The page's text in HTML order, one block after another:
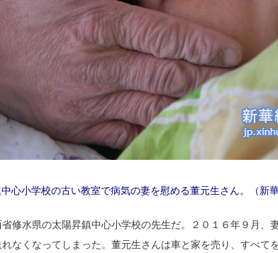
心小学校の古い教室で病気の妻を慰める董元生さん。（新
修水県の太陽昇鎮中心小学校の先生だ。２０１６年９月、
なくなってしまった。董元生さんは車と家を売り、すべて